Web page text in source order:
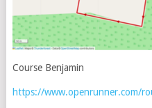
Course Benjamin
https://www.openrunner.com/